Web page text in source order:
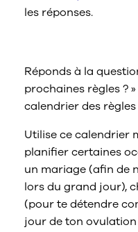
les réponses.
Réponds à la
prochaines règles ?
calendrier des
Utilise ce calendrier
planifier certaines
un mariage (afin de
lors du grand jour),
(pour te détendre
jour de ton